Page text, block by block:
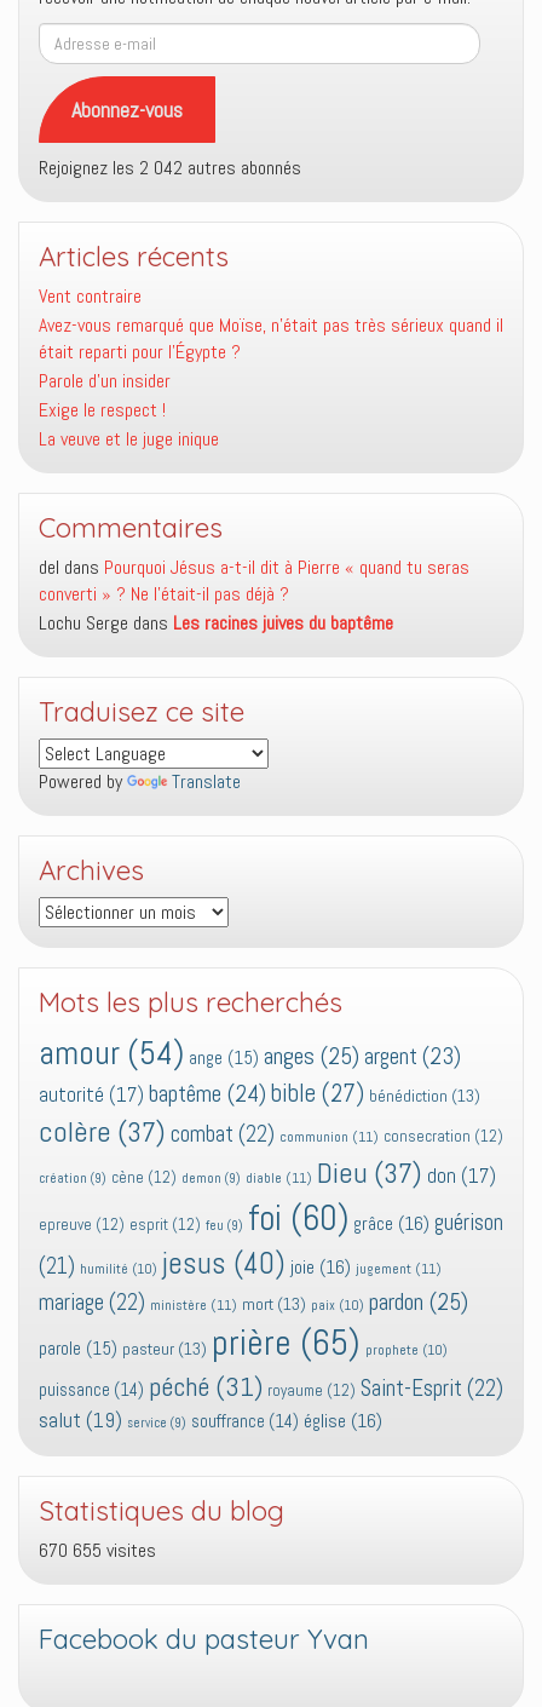
Adresse
e-
mail
Abonnez-vous
Rejoignez les 2 042 autres abonnés
Articles récents
Vent contraire
Avez-vous remarqué que Moïse, n’était pas très sérieux quand il
était reparti pour l’Égypte ?
Parole d’un insider
Exige le respect !
La veuve et le juge inique
Commentaires
del dans Pourquoi Jésus a-t-il dit à Pierre « quand tu seras
converti » ? Ne l’était-il pas déjà ?
Lochu Serge dans Les racines juives du baptême
Traduisez ce site
Powered by Translate
Archives
Archives
Mots les plus recherchés
amour (54) ange (15) anges (25) argent (23)
autorité (17) baptême (24) bible (27) bénédiction (13)
colère (37) combat (22) communion (11) consecration (12)
création (9) cène (12) demon (9) diable (11) Dieu (37) don (17)
epreuve (12) esprit (12) feu (9) foi (60) grâce (16) guérison
(21) humilité (10) jesus (40) joie (16) jugement (11)
mariage (22) ministère (11) mort (13) paix (10) pardon (25)
parole (15) pasteur (13) prière (65) prophete (10)
puissance (14) péché (31) royaume (12) Saint-Esprit (22)
salut (19) service (9) souffrance (14) église (16)
Statistiques du blog
670 655 visites
Facebook du pasteur Yvan